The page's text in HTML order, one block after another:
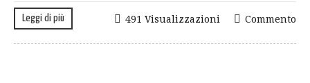
Leggi di più Commento
491 Visualizzazioni